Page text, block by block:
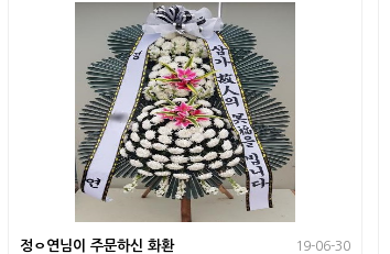
정ㅇ연님이 주문하신 화환 19-06-30